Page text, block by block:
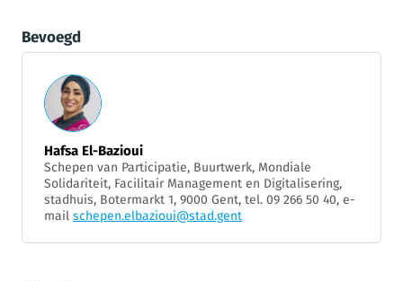
Bevoegd
Hafsa El-Bazioui
Schepen van Participatie, Buurtwerk, Mondiale
Solidariteit, Facilitair Management en Digitalisering,
stadhuis, Botermarkt 1, 9000 Gent, tel. 09 266 50 40, e-
mail schepen.elbazioui@stad.gent